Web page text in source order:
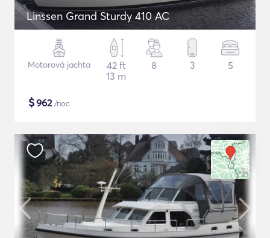
Linssen Grand Sturdy 410 AC
Motorová jachta
42 ft
13 m
8 3 5
$962/noc